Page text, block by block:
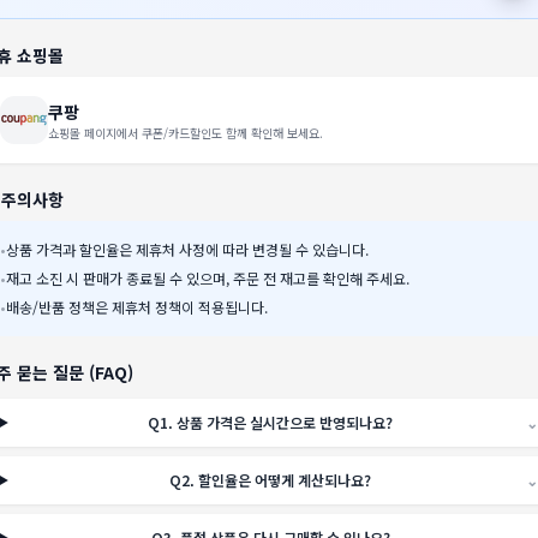
쇼핑몰
쿠팡
쇼핑몰 페이지에서 쿠폰/카드할인도 함께 확인해 보세요.
의사항
•상품 가격과 할인율은 제휴처 사정에 따라 변경될 수 있습니다.
•재고 소진 시 판매가 종료될 수 있으며, 주문 전 재고를 확인해 주세요.
•배송/반품 정책은 제휴처 정책이 적용됩니다.
묻는 질문 (FAQ)
Q1.상품 가격은 실시간으로 반영되나요? ⌄
Q2.할인율은 어떻게 계산되나요? ⌄